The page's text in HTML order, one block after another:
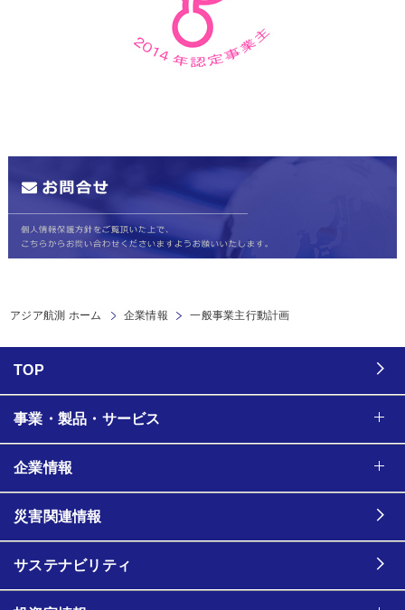
アジア航測 ホーム 企業情報 一般事業主行動計画
TOP
事業・製品・サービス
企業情報
災害関連情報
サステナビリティ